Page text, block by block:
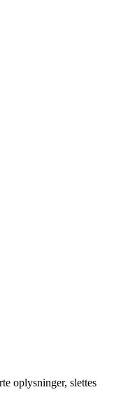
oplysninger, slettes